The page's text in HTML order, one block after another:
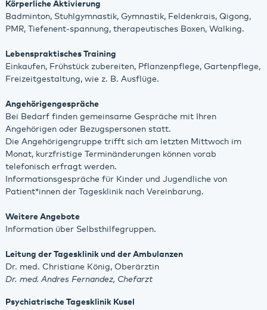
Körperliche Aktivierung
Badminton, Stuhlgymnastik, Gymnastik, Feldenkrais, Qigong,
PMR, Tiefenent-spannung, therapeutisches Boxen, Walking.
Lebenspraktisches Training
Einkaufen, Frühstück zubereiten, Pflanzenpflege, Gartenpflege,
Freizeitgestaltung, wie z. B. Ausflüge.
Angehörigengespräche
Bei Bedarf finden gemeinsame Gespräche mit Ihren
Angehörigen oder Bezugspersonen statt.
Die Angehörigengruppe trifft sich am letzten Mittwoch im
Monat, kurzfristige Terminänderungen können vorab
telefonisch erfragt werden.
Informationsgespräche für Kinder und Jugendliche von
Patient*innen der Tagesklinik nach Vereinbarung.
Weitere Angebote
Information über Selbsthilfegruppen.
Leitung der Tagesklinik und der Ambulanzen
Dr. med. Christiane König, Oberärztin
Dr. med. Andres Fernandez, Chefarzt
Psychiatrische Tagesklinik Kusel